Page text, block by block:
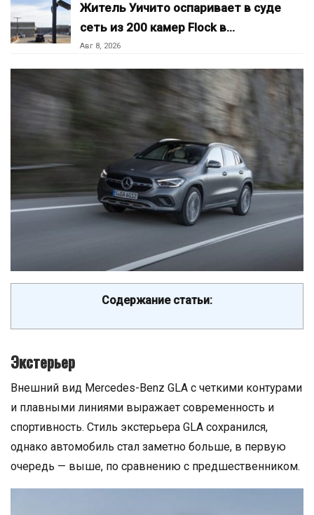
Житель Уичито оспаривает в суде
сеть из 200 камер Flock в…
Авг 8, 2026
Содержание статьи:
Экстерьер
Внешний вид Mercedes-Benz GLA с четкими контурами
и плавными линиями выражает современность и
спортивность. Стиль экстерьера GLA сохранился,
однако автомобиль стал заметно больше, в первую
очередь — выше, по сравнению с предшественником.